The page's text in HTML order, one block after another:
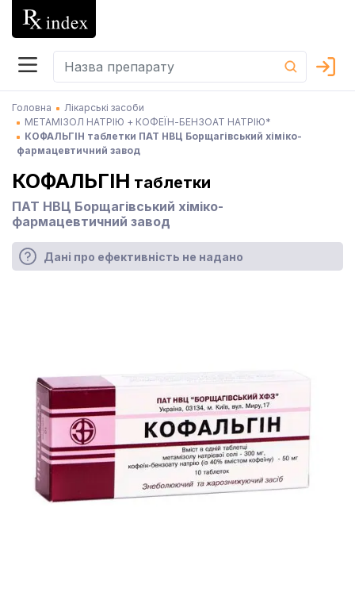
Головна
Лікарські засоби
МЕТАМІЗОЛ НАТРІЮ + КОФЕЇН-БЕНЗОАТ НАТРІЮ*
КОФАЛЬГІН таблетки ПАТ НВЦ Борщагівський хіміко-
фармацевтичний завод
КОФАЛЬГІН таблетки
ПАТ НВЦ Борщагівський хіміко-
фармацевтичний завод
Дані про ефективність не надано